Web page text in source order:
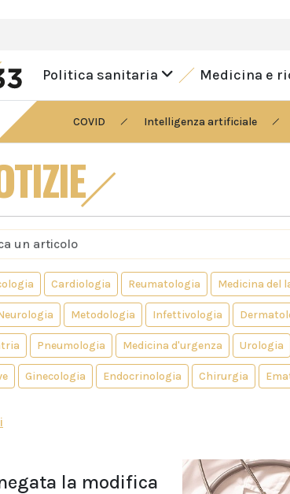
Politica sanitaria Medicina e
COVID Intelligenza artificiale
Cardiologia Reumatologia Medicina del
Metodologia Infettivologia
Pneumologia Medicina d'urgenza Urologia
Ginecologia Endocrinologia Chirurgia
la modifica